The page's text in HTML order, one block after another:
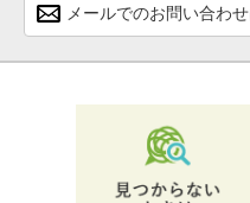
メールでのお問い合わ